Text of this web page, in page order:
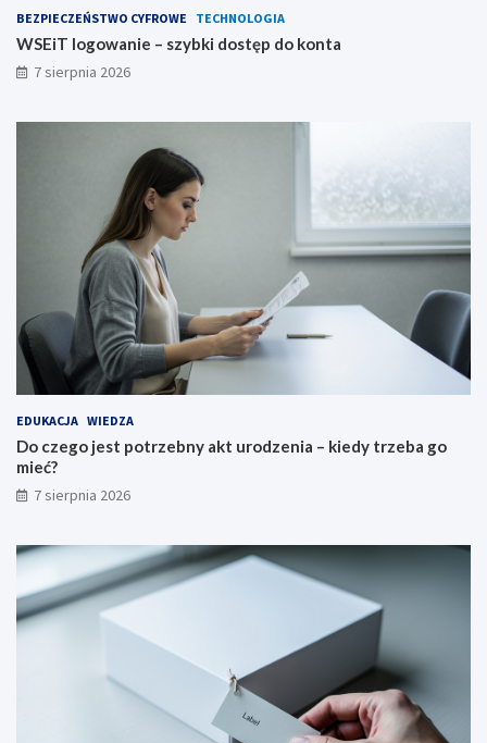
BEZPIECZEŃSTWO CYFROWE TECHNOLOGIA
WSEiT logowanie – szybki dostęp do konta
7 sierpnia 2026
EDUKACJA WIEDZA
Do czego jest potrzebny akt urodzenia – kiedy trzeba go
mieć?
7 sierpnia 2026